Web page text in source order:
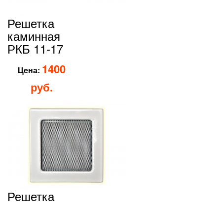
Решетка
каминная
РКБ 11-17
Цена: 1400
руб.
Решетка